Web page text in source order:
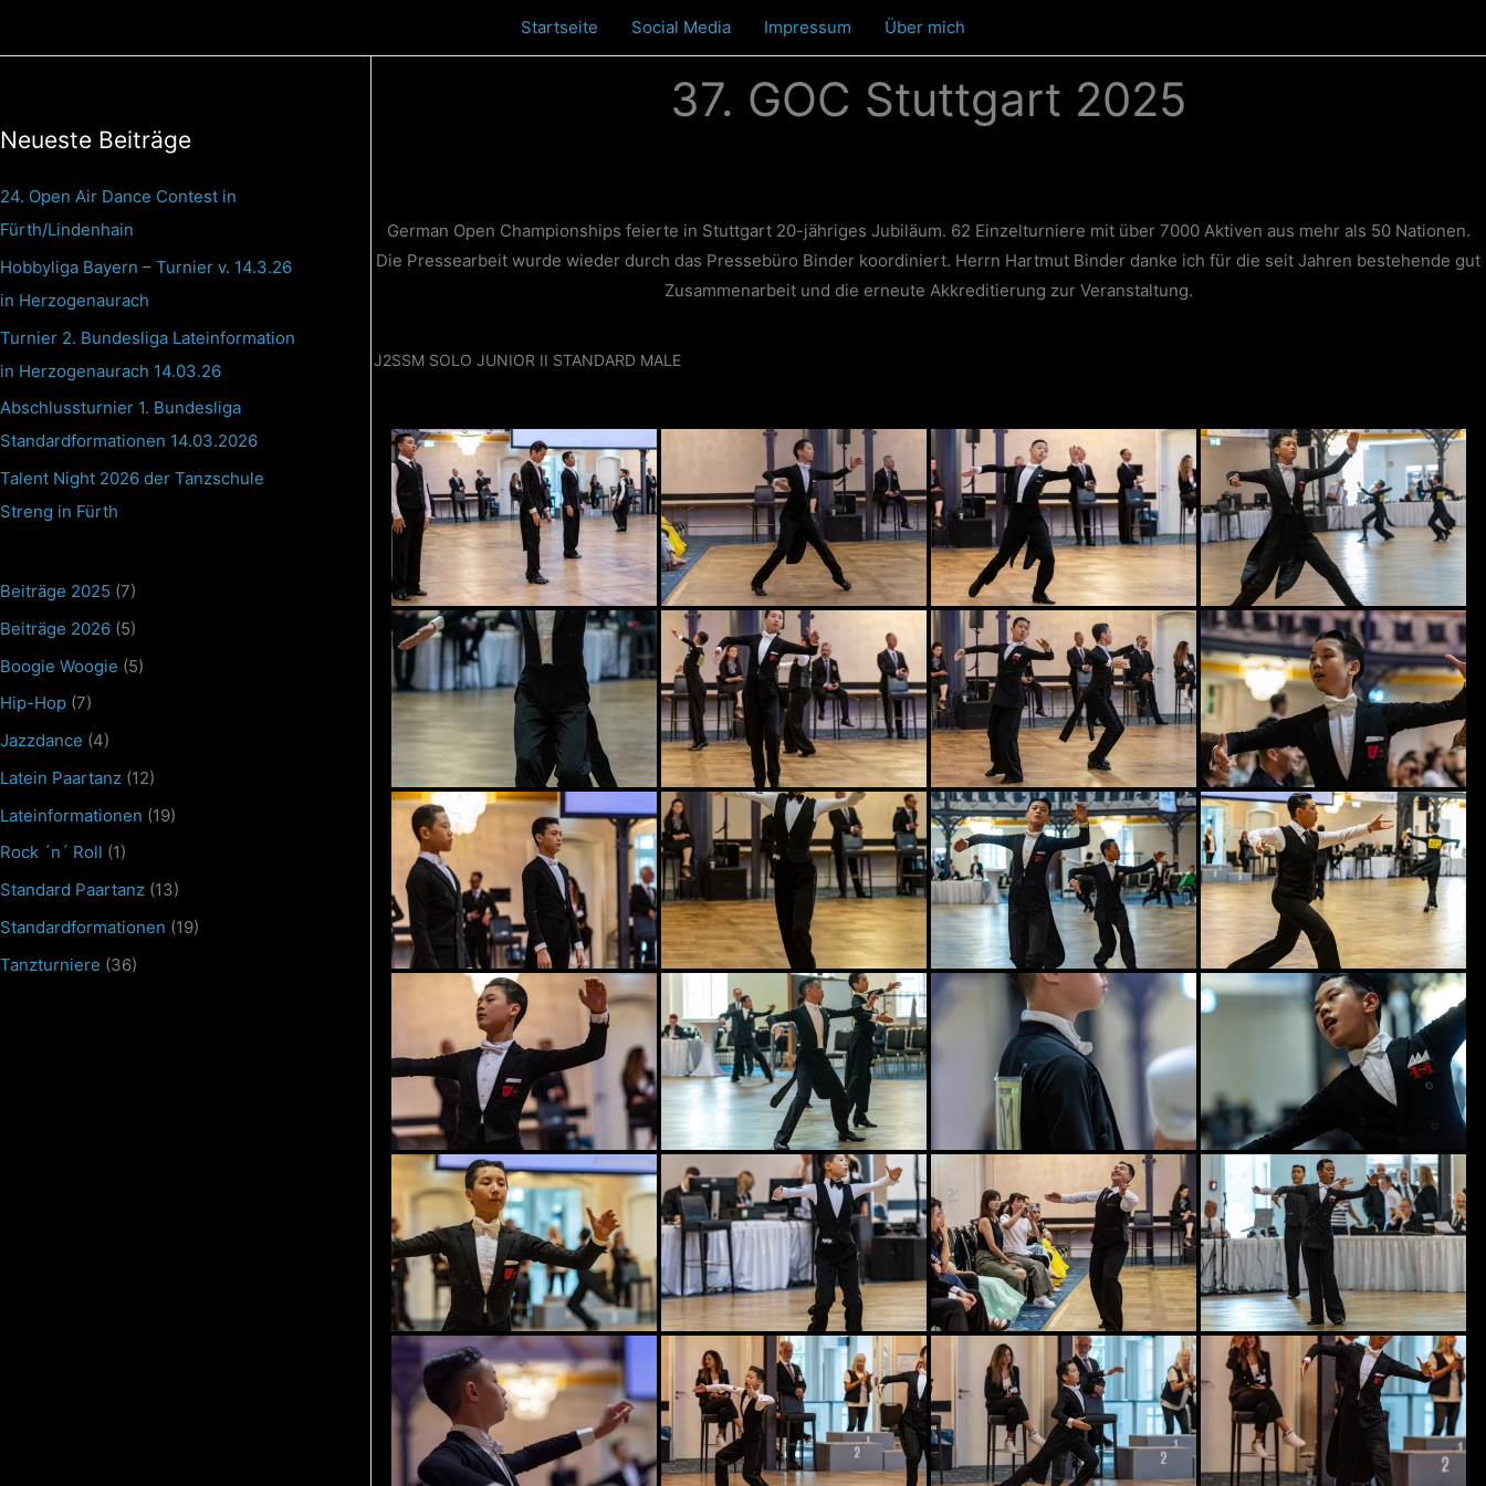
Startseite Social Media Impressum Über mich
Neueste Beiträge
24. Open Air Dance Contest in
Fürth/Lindenhain
Hobbyliga Bayern – Turnier v. 14.3.26
in Herzogenaurach
Turnier 2. Bundesliga Lateinformation
in Herzogenaurach 14.03.26
Abschlussturnier 1. Bundesliga
Standardformationen 14.03.2026
Talent Night 2026 der Tanzschule
Streng in Fürth
Beiträge 2025 (7)
Beiträge 2026 (5)
Boogie Woogie (5)
Hip-Hop (7)
Jazzdance (4)
Latein Paartanz (12)
Lateinformationen (19)
Rock ´n´ Roll (1)
Standard Paartanz (13)
Standardformationen (19)
Tanzturniere (36)
37. GOC Stuttgart 2025
German Open Championships feierte in Stuttgart 20-jähriges Jubiläum. 62 Einzelturniere mit über 7000 Aktiven aus mehr als 50 Nationen.
Die Pressearbeit wurde wieder durch das Pressebüro Binder koordiniert. Herrn Hartmut Binder danke ich für die seit Jahren bestehende gut
Zusammenarbeit und die erneute Akkreditierung zur Veranstaltung.
J2SSM SOLO JUNIOR II STANDARD MALE